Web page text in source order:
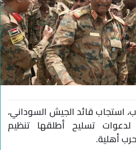
استجاب قائد الجيش السوداني،
لدعوات تسليح أطلقها تنظيم
أهلية.